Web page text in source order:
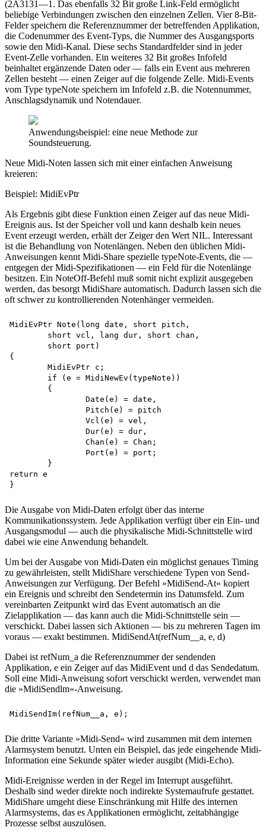
(2Ä3131—1. Das ebenfalls 32 Bit große Link-Feld ermöglicht
beliebige Verbindungen zwischen den einzelnen Zellen. Vier 8-Bit-
Felder speichern die Referenznummer der betreffenden Applikation,
die Codenummer des Event-Typs, die Nummer des Ausgangsports
sowie den Midi-Kanal. Diese sechs Standardfelder sind in jeder
Event-Zelle vorhanden. Ein weiteres 32 Bit großes Infofeld
beinhaltet ergänzende Daten oder — falls ein Event aus mehreren
Zellen besteht — einen Zeiger auf die folgende Zelle. Midi-Events
vom Type typeNote speichern im Infofeld z.B. die Notennummer,
Anschlagsdynamik und Notendauer.
Anwendungsbeispiel: eine neue Methode zur
Soundsteuerung.
Neue Midi-Noten lassen sich mit einer einfachen Anweisung
kreieren:
Beispiel: MidiEvPtr
Als Ergebnis gibt diese Funktion einen Zeiger auf das neue Midi-
Ereignis aus. Ist der Speicher voll und kann deshalb kein neues
Event erzeugt werden, erhält der Zeiger den Wert NIL. Interessant
ist die Behandlung von Notenlängen. Neben den üblichen Midi-
Anweisungen kennt Midi-Share spezielle typeNote-Events, die —
entgegen der Midi-Spezifikationen — ein Feld für die Notenlänge
besitzen. Ein NoteOff-Befehl muß somit nicht explizit ausgegeben
werden, das besorgt MidiShare automatisch. Dadurch lassen sich die
oft schwer zu kontrollierenden Notenhänger vermeiden.
MidiEvPtr Note(long date, short pitch,
{
return e
Die Ausgabe von Midi-Daten erfolgt über das interne
Kommunikationssystem. Jede Applikation verfügt über ein Ein- und
Ausgangsmodul — auch die physikalische Midi-Schnittstelle wird
dabei wie eine Anwendung behandelt.
Um bei der Ausgabe von Midi-Daten ein möglichst genaues Timing
zu gewährleisten, stellt MidiShare verschiedene Typen von Send-
Anweisungen zur Verfügung. Der Befehl »MidiSend-At« kopiert
ein Ereignis und schreibt den Sendetermin ins Datumsfeld. Zum
vereinbarten Zeitpunkt wird das Event automatisch an die
Zielapplikation — das kann auch die Midi-Schnittstelle sein —
verschickt. Dabei lassen sich Aktionen — bis zu mehreren Tagen im
voraus — exakt bestimmen. MidiSendAt(refNum__a, e, d)
Dabei ist refNum_a die Referenznummer der sendenden
Applikation, e ein Zeiger auf das MidiEvent und d das Sendedatum.
Soll eine Midi-Anweisung sofort verschickt werden, verwendet man
die »MidiSendlm«-Anweisung.
Die dritte Variante »Midi-Send« wird zusammen mit dem internen
Alarmsystem benutzt. Unten ein Beispiel, das jede eingehende Midi-
Information eine Sekunde später wieder ausgibt (Midi-Echo).
Midi-Ereignisse werden in der Regel im Interrupt ausgeführt.
Deshalb sind weder direkte noch indirekte Systemaufrufe gestattet.
MidiShare umgeht diese Einschränkung mit Hilfe des internen
Alarmsystems, das es Applikationen ermöglicht, zeitabhängige
Prozesse selbst auszulösen.